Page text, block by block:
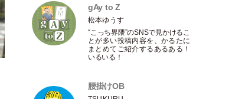
gAy to Z
松本ゆうす
“こっち界隈”のSNSで見かけるこ
とが多い投稿内容を、かるたに
まとめてご紹介するあるある！
いるいる！
腰掛けOB